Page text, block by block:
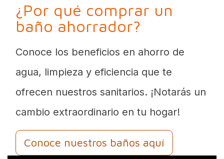
¿Por qué comprar un
baño ahorrador?
Conoce los beneficios en ahorro de
agua, limpieza y eficiencia que te
ofrecen nuestros sanitarios. ¡Notarás un
cambio extraordinario en tu hogar!
Conoce nuestros baños aquí